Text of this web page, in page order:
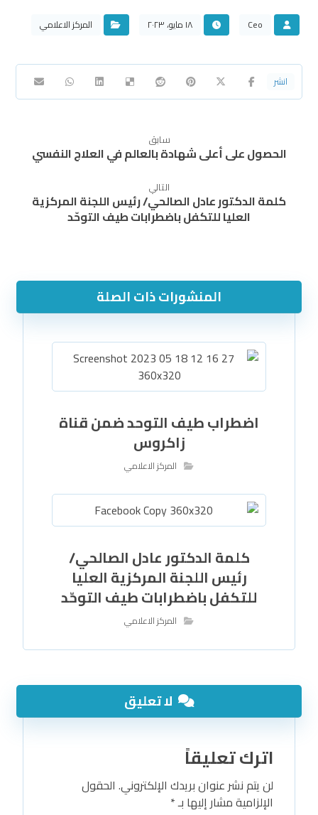
Ceo ١٨ مايو، ٢٠٢٣ المركز الاعلامي
سابق
الحصول على أعلى شهادة بالعالم في العلاج النفسي
التالي
كلمة الدكتور عادل الصالحي/ رئيس اللجنة المركزية
العليا للتكفل باضطرابات طيف التوحّد
المنشورات ذات الصلة
اضطراب طيف التوحد ضمن قناة
زاكروس
المركز الاعلامي
كلمة الدكتور عادل الصالحي/
رئيس اللجنة المركزية العليا
للتكفل باضطرابات طيف التوحّد
المركز الاعلامي
لا تعليق
اترك تعليقاً
لن يتم نشر عنوان بريدك الإلكتروني. الحقول
الإلزامية مشار إليها بـ*